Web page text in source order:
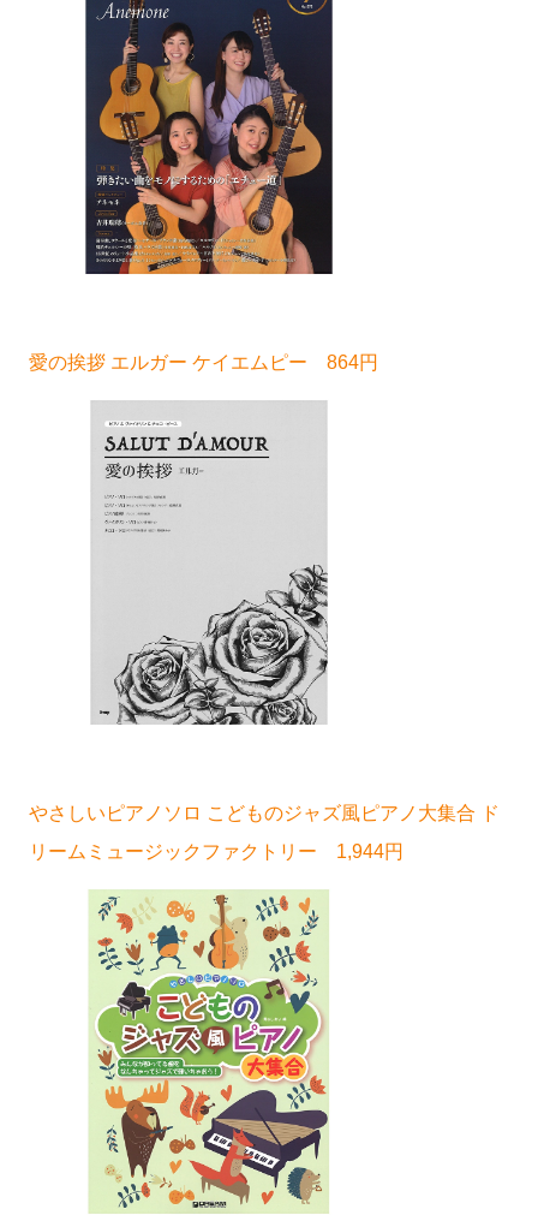
愛の挨拶 エルガー ケイエムピー 864円
やさしいピアノソロ こどものジャズ風ピアノ大集合 ド
リームミュージックファクトリー 1,944円